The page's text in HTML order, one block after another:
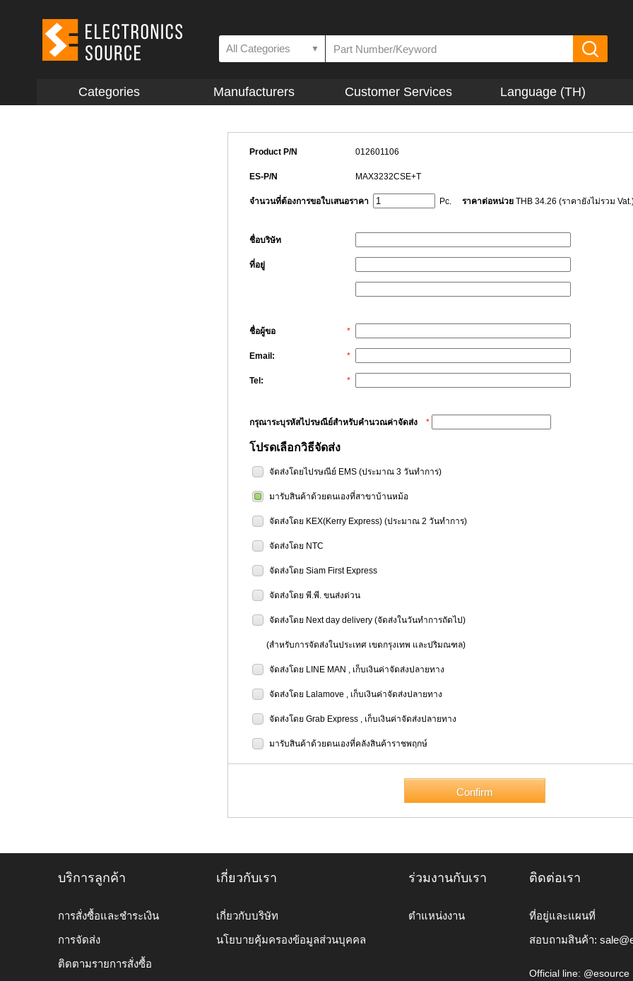
All Categories ▼
Categories Manufacturers Customer Services Language (TH)
Product P/N 012601106
ES-P/N MAX3232CSE+T
จำนวนที่ต้องการขอใบเสนอราคา Pc. ราคาต่อหน่วย THB 34.26 (ราคายังไม่รวม
ชื่อบริษัท
ที่อยู่
ชื่อผู้ขอ *
Email: *
Tel: *
กรุณาระบุรหัสไปรษณีย์สำหรับคำนวณค่าจัดส่ง *
โปรดเลือกวิธีจัดส่ง
จัดส่งโดยไปรษณีย์ EMS (ประมาณ 3 วันทำการ)
มารับสินค้าด้วยตนเองที่สาขาบ้านหม้อ
จัดส่งโดย KEX(Kerry Express) (ประมาณ 2 วันทำการ)
จัดส่งโดย NTC
จัดส่งโดย Siam First Express
จัดส่งโดย พี.พี. ขนส่งด่วน
จัดส่งโดย Next day delivery (จัดส่งในวันทำการถัดไป)
(สำหรับการจัดส่งในประเทศ เขตกรุงเทพ และปริมณฑล)
จัดส่งโดย LINE MAN , เก็บเงินค่าจัดส่งปลายทาง
จัดส่งโดย Lalamove , เก็บเงินค่าจัดส่งปลายทาง
จัดส่งโดย Grab Express , เก็บเงินค่าจัดส่งปลายทาง
มารับสินค้าด้วยตนเองที่คลังสินค้าราชพฤกษ์
บริการลูกค้า
การสั่งซื้อและชำระเงิน
การจัดส่ง
ติดตามรายการสั่งซื้อ
เกี่ยวกับเรา
เกี่ยวกับบริษัท
นโยบายคุ้มครองข้อมูลส่วนบุคคล
ร่วมงานกับเรา
ตำแหน่งงาน
ติดต่อเรา
ที่อยู่และแผนที่
สอบถามสินค้า:
Official line: @esource